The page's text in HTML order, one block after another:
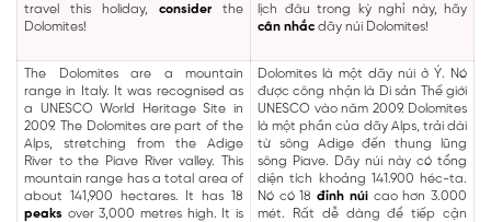
travel this holiday, consider the
Dolomites!
lịch đâu trong kỳ nghỉ này, hãy
cân nhắc dãy núi Dolomites!
The Dolomites are a mountain
range in Italy. It was recognised as
a UNESCO World Heritage Site in
2009. The Dolomites are part of the
Alps, stretching from the Adige
River to the Piave River valley. This
mountain range has a total area of
about 141,900 hectares. It has 18
peaks over 3,000 metres high. It is
Dolomites là một dãy núi ở Ý. Nó
được công nhận là Di sản Thế giới
UNESCO vào năm 2009. Dolomites
là một phần của dãy Alps, trải dài
từ sông Adige đến thung lũng
sông Piave. Dãy núi này có tổng
diện tích khoảng 141.900 héc-ta.
Nó có 18đỉnh núicao hơn 3.000
mét. Rất dễ dàng để tiếp cận